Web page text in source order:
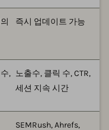
즉시 업데이트 가능
, 노출수, 클릭 수, CTR,
세션 지속 시간
SEMRush, Ahrefs,